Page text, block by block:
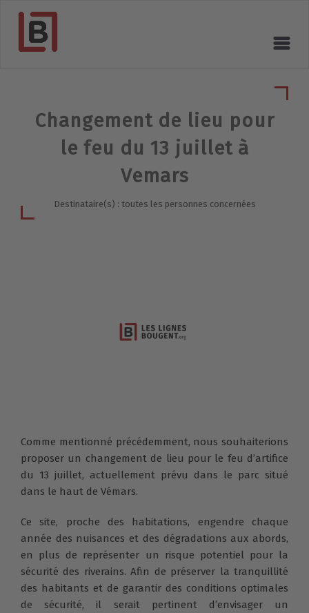
Changement de lieu pour
le feu du 13 juillet à
Vemars
Destinataire(s) : toutes les personnes concernées
Comme mentionné précédemment, nous souhaiterions
proposer un changement de lieu pour le feu d’artifice
du 13 juillet, actuellement prévu dans le parc situé
dans le haut de Vémars.
Ce site, proche des habitations, engendre chaque
année des nuisances et des dégradations aux abords,
en plus de représenter un risque potentiel pour la
sécurité des riverains. Afin de préserver la tranquillité
des habitants et de garantir des conditions optimales
de sécurité, il serait pertinent d’envisager un